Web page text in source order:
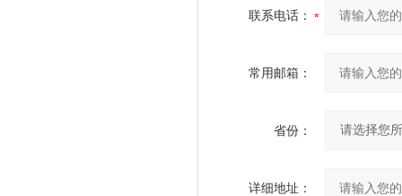
联系电话：
常用邮箱：
省份：
详细地址：